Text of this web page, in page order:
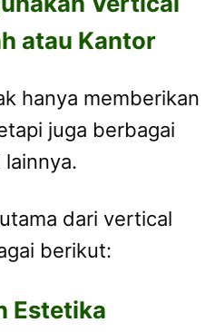
atau Kantor
hanya memberikan
juga berbagai
dari vertical
berikut:
Estetika